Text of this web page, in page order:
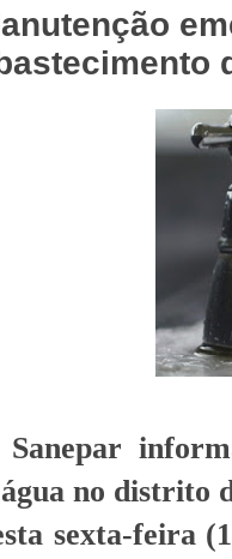
no distrito
sexta-feira